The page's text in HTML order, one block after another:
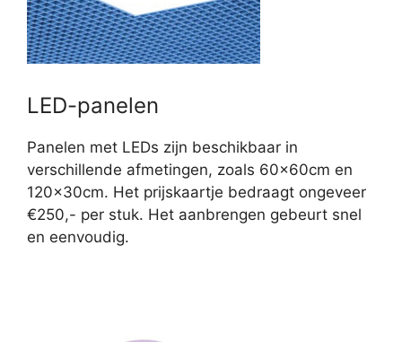
LED-panelen
Panelen met LEDs zijn beschikbaar in
verschillende afmetingen, zoals 60x60cm en
120x30cm. Het prijskaartje bedraagt ongeveer
€250,- per stuk. Het aanbrengen gebeurt snel
en eenvoudig.